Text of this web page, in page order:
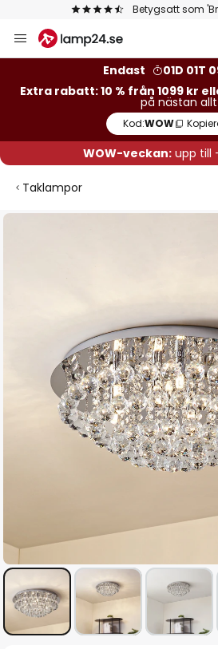
Europas största
Hoppa
till
Endast
01D 01T
Extra rabatt: 10 % från 1099 kr
på nästan allt
Kod:WOW
WOW-veckan:upp till
Taklampor
Hoppa